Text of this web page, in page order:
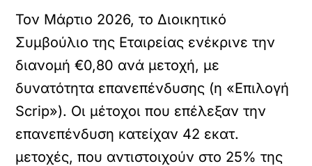
Τον Μάρτιο 2026, το Διοικητικό
Συμβούλιο της Εταιρείας ενέκρινε την
διανομή €0,80 ανά μετοχή, με
δυνατότητα επανεπένδυσης (η «Επιλογή
Scrip»). Οι μέτοχοι που επέλεξαν την
επανεπένδυση κατείχαν 42 εκατ.
μετοχές, που αντιστοιχούν στο 25% της